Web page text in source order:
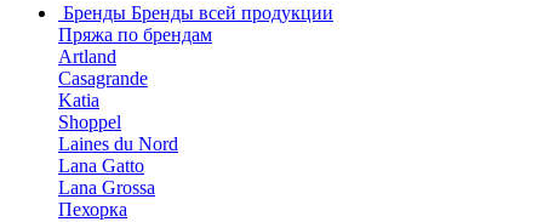
Бренды Бренды всей продукции
Пряжа по брендам
Artland
Casagrande
Katia
Shoppel
Laines du Nord
Lana Gatto
Lana Grossa
Пехорка